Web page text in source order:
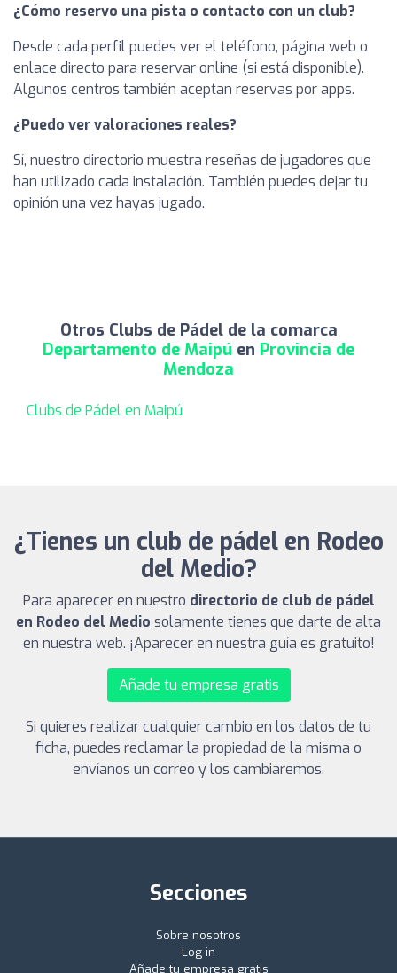
¿Cómo reservo una pista o contacto con un club?
Desde cada perfil puedes ver el teléfono, página web o
enlace directo para reservar online (si está disponible).
Algunos centros también aceptan reservas por apps.
¿Puedo ver valoraciones reales?
Sí, nuestro directorio muestra reseñas de jugadores que
han utilizado cada instalación. También puedes dejar tu
opinión una vez hayas jugado.
Otros Clubs de Pádel de la comarca
Departamento de Maipú en Provincia de
Mendoza
Clubs de Pádel en Maipú
¿Tienes un club de pádel en Rodeo
del Medio?
Para aparecer en nuestro directorio de club de pádel
en Rodeo del Medio solamente tienes que darte de alta
en nuestra web. ¡Aparecer en nuestra guía es gratuito!
Añade tu empresa gratis
Si quieres realizar cualquier cambio en los datos de tu
ficha, puedes reclamar la propiedad de la misma o
envíanos un correo y los cambiaremos.
Secciones
Sobre nosotros
Log in
Añade tu empresa gratis